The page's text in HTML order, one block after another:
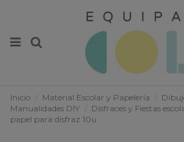
Inicio Material Escolar y Papelería
Manualidades DIY
Disfraces y Fiestas
papel para disfraz 10u